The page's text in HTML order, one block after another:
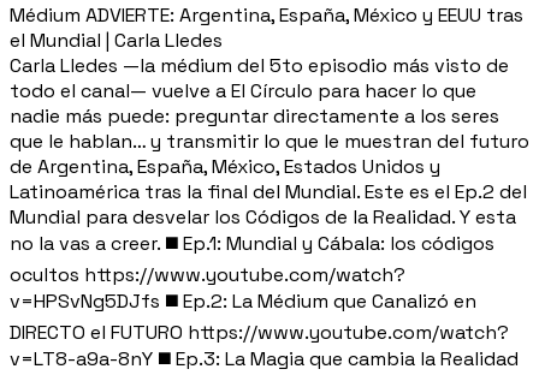
Médium ADVIERTE: Argentina, España, México y EEUU tras
el Mundial | Carla Lledes
Carla Lledes —la médium del 5to episodio más visto de
todo el canal— vuelve a El Círculo para hacer lo que
nadie más puede: preguntar directamente a los seres
que le hablan… y transmitir lo que le muestran del futuro
de Argentina, España, México, Estados Unidos y
Latinoamérica tras la final del Mundial. Este es el Ep.2 del
Mundial para desvelar los Códigos de la Realidad. Y esta
no la vas a creer. ◼️ Ep.1: Mundial y Cábala: los códigos
ocultos https://www.youtube.com/watch?
v=HPSvNg5DJfs ◼️ Ep.2: La Médium que Canalizó en
DIRECTO el FUTURO https://www.youtube.com/watch?
v=LT8-a9a-8nY ◼️ Ep.3: La Magia que cambia la Realidad